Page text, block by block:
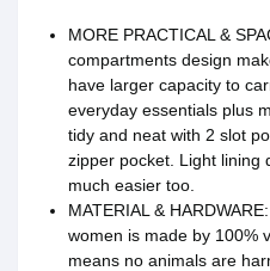
MORE PRACTICAL &
compartments design
have larger capacity to
everyday essentials plus
tidy and neat with 2 slot
zipper pocket. Light lining
much easier too.
MATERIAL &
women is made by 100%
means no animals are